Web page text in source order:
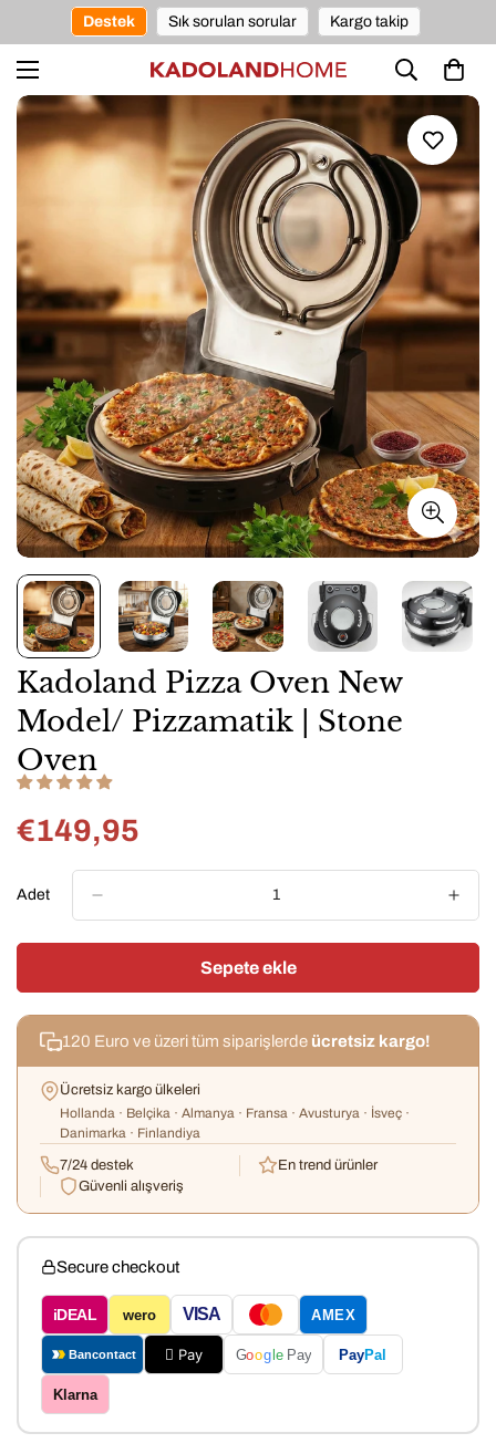
Destek Sık sorulan sorular Kargo takip
Kadoland Pizza Oven New
Model/ Pizzamatik | Stone
Oven
Normal
€149,95
Adet
Sepete ekle
120 Euro ve üzeri tüm siparişlerde ücretsiz kargo!
Ücretsiz kargo ülkeleri
Hollanda · Belçika · Almanya · Fransa · Avusturya · İsveç ·
Danimarka · Finlandiya
7/24 destek
En trend ürünler
Güvenli alışveriş
Secure checkout
iDEAL wero VISA AMEX
Bancontact  Pay Goog le Pay PayPal
Klarna